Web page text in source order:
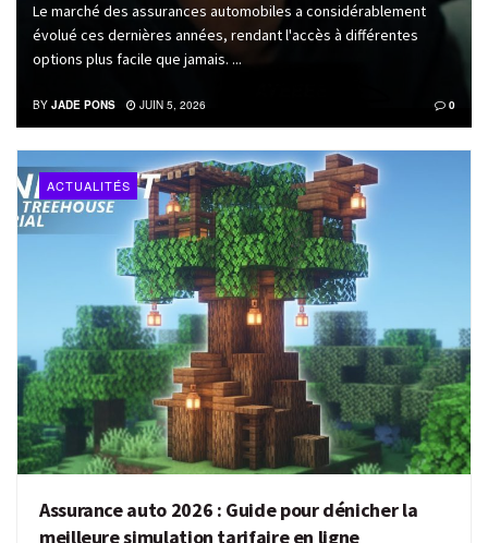
Le marché des assurances automobiles a considérablement
évolué ces dernières années, rendant l'accès à différentes
options plus facile que jamais. ...
BY JADE PONS JUIN 5, 2026 0
ACTUALITÉS
Assurance auto 2026 : Guide pour dénicher la
meilleure simulation tarifaire en ligne